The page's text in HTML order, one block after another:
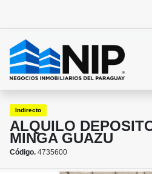
Indirecto
ALQUILO
MINGA GUAZU
Código. 4735600